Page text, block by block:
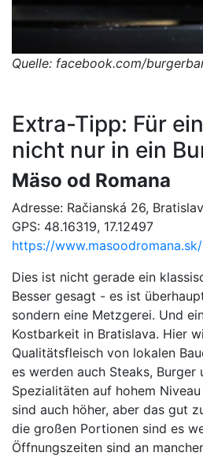
Quelle: facebook.com/
Extra-Tipp: Für
nicht nur in ein
Mäso od Romana
Adresse: Račianská 26,
GPS: 48.16319, 17.12497
https://www.masoodromana.sk/
Dies ist nicht gerade ein
Besser gesagt - es ist
sondern eine Metzgerei. Und
Kostbarkeit in Bratislava. Hier
Qualitätsfleisch von lokalen
es werden auch Steaks, Burger
Spezialitäten auf hohem
sind auch höher, aber das gut
die großen Portionen sind es
Öffnungszeiten sind an